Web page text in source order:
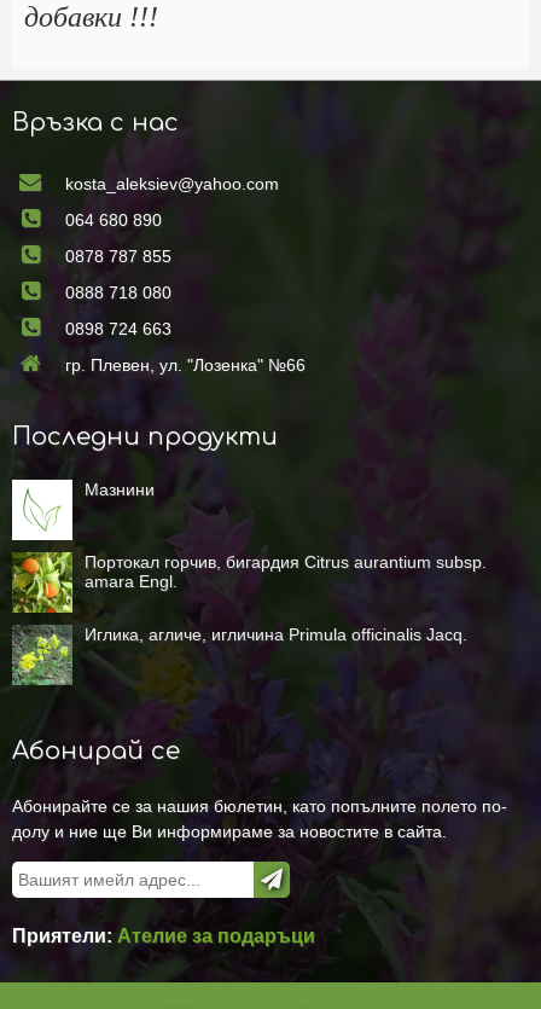
добавки !!!
Връзка с нас
kosta_aleksiev@yahoo.com
064 680 890
0878 787 855
0888 718 080
0898 724 663
гр. Плевен, ул. "Лозенка" №66
Последни продукти
Мазнини
Портокал горчив, бигардия Citrus aurantium subsp.
amara Engl.
Иглика, агличе, игличина Primula officinalis Jacq.
Абонирай се
Абонирайте се за нашия бюлетин, като попълните полето по-
долу и ние ще Ви информираме за новостите в сайта.
Приятели: Ателие за подаръци